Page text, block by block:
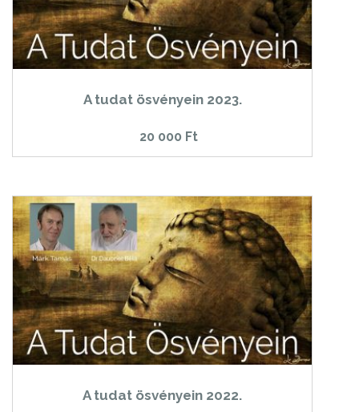
A tudat ösvényein 2023.
20 000 Ft
A tudat ösvényein 2022.